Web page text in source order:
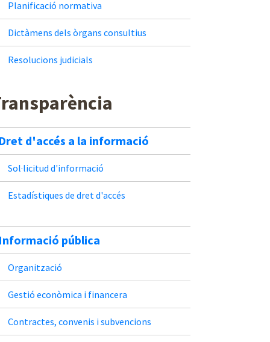
Planificació normativa
Dictàmens dels òrgans consultius
Resolucions judicials
d'accés a la informació
Sol·licitud d'informació
Estadístiques de dret d'accés
pública
Organització
Gestió econòmica i financera
Contractes, convenis i subvencions